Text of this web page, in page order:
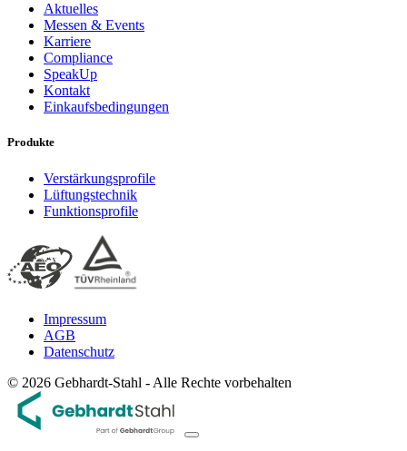
Aktuelles
Messen & Events
Karriere
Compliance
SpeakUp
Kontakt
Einkaufsbedingungen
Produkte
Verstärkungsprofile
Lüftungstechnik
Funktionsprofile
Impressum
AGB
Datenschutz
© 2026 Gebhardt-Stahl - Alle Rechte vorbehalten